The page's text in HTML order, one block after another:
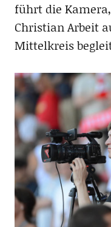
führt die
Christian Arbeit
Mittelkreis